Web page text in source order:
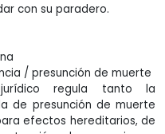
con su paradero.
/ presunción de muerte
regula tanto la
de presunción de muerte
efectos hereditarios, de